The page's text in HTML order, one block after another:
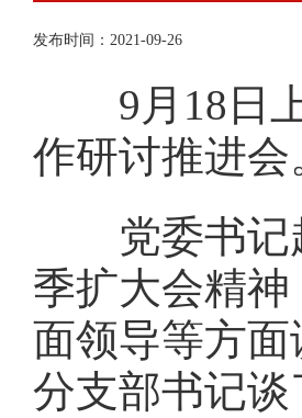
发布时间：2021-09-26
9月18日上
作研讨推进
党委书记赵
季扩大会精神
面领导等方
分支部书记